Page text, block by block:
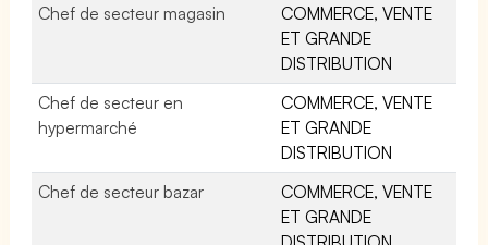
Chef de secteur magasin
COMMERCE, VENTE
ET GRANDE
DISTRIBUTION
Chef de secteur en
hypermarché
COMMERCE, VENTE
ET GRANDE
DISTRIBUTION
Chef de secteur bazar
COMMERCE, VENTE
ET GRANDE